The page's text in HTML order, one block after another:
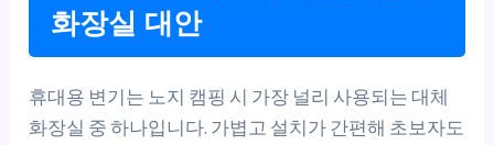
화장실 대안
휴대용 변기는 노지 캠핑 시 가장 널리 사용되는 대체
화장실 중 하나입니다. 가볍고 설치가 간편해 초보자도